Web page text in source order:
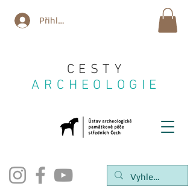
CESTY
ARCHEOLOGIE
Přihlásit se